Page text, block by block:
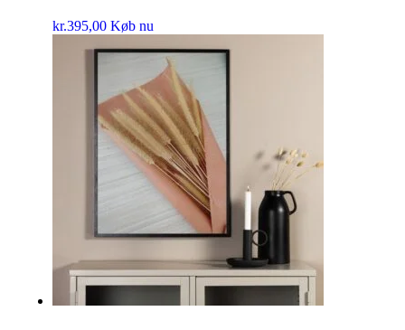
kr.395,00 Køb nu